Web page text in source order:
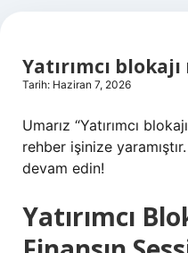
Hakkımızda
Yatırımcı
Tarih: Haziran 7, 2026
Umarız “Yatırımcı
rehber işinize
devam edin!
Yatırımcı